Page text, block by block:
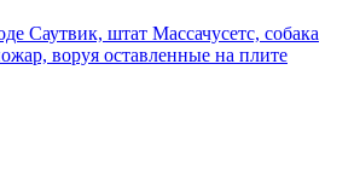
Саутвик, штат Массачусетс, собака
воруя оставленные на плите